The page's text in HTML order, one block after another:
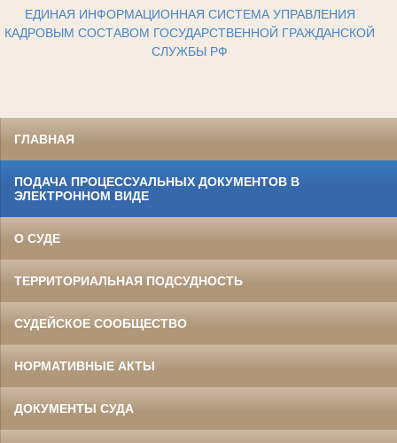
ЕДИНАЯ ИНФОРМАЦИОННАЯ СИСТЕМА УПРАВЛЕНИЯ
КАДРОВЫМ СОСТАВОМ ГОСУДАРСТВЕННОЙ ГРАЖДАНСКОЙ
СЛУЖБЫ РФ
ГЛАВНАЯ
ПОДАЧА ПРОЦЕССУАЛЬНЫХ ДОКУМЕНТОВ В
ЭЛЕКТРОННОМ ВИДЕ
О СУДЕ
ТЕРРИТОРИАЛЬНАЯ ПОДСУДНОСТЬ
СУДЕЙСКОЕ СООБЩЕСТВО
НОРМАТИВНЫЕ АКТЫ
ДОКУМЕНТЫ СУДА